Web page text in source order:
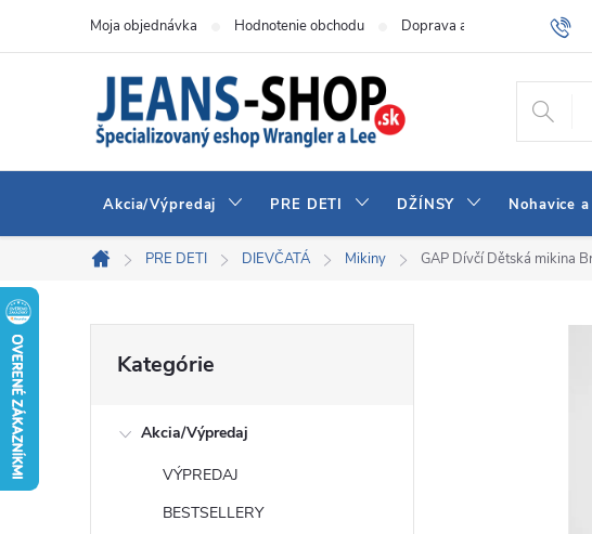
Moja objednávka Hodnotenie obchodu Doprava a platba
Akcia/Výpredaj PRE DETI DŽÍNSY Nohavice
Domov
PRE DETI DIEVČATÁ Mikiny GAP Dívčí Dětská mikina
kategórie
Kategórie
Akcia/Výpredaj
VÝPREDAJ
BESTSELLERY